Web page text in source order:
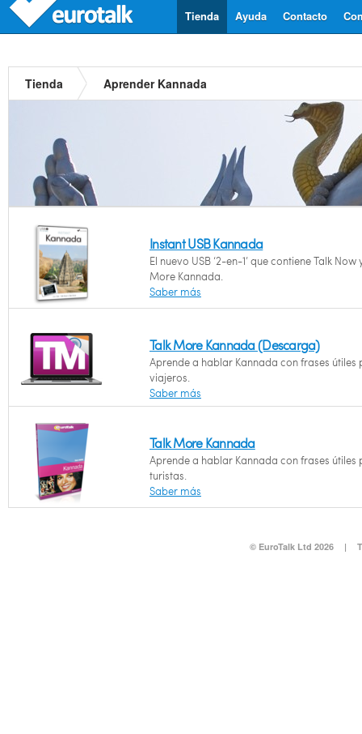
Contacto
Ayuda
Tienda
Tienda Aprender Kannada
Instant USB Kannada
El nuevo USB ‘2-en-1’ que contiene Talk Now
More Kannada.
Saber más
Talk More Kannada (Descarga)
Aprende a hablar Kannada con frases útiles
viajeros.
Saber más
Talk More Kannada
Aprende a hablar Kannada con frases útiles
turistas.
Saber más
© EuroTalk Ltd 2026 |